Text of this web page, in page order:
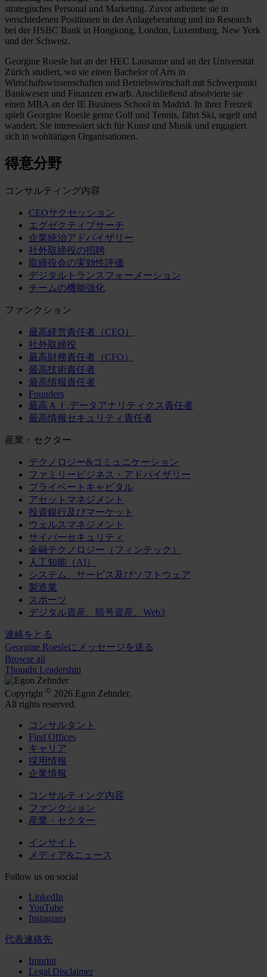
strategisches Personal und Marketing. Zuvor arbeitete sie in
verschiedenen Positionen in der Anlageberatung und im Research
bei der HSBC Bank in Hongkong, London, Luxemburg, New York
und der Schweiz.
Georgine Roesle hat an der HEC Lausanne und an der Universität
Zürich studiert, wo sie einen Bachelor of Arts in
Wirtschaftswissenschaften und Betriebswirtschaft mit Schwerpunkt
Bankwesen und Finanzen erwarb. Anschließend absolvierte sie
einen MBA an der IE Business School in Madrid. In ihrer Freizeit
spielt Georgine Roesle gerne Golf und Tennis, fährt Ski, segelt und
wandert. Sie interessiert sich für Kunst und Musik und engagiert
sich in wohltätigen Organisationen.
得意分野
コンサルティング内容
CEOサクセッション
エグゼクティブサーチ
企業統治アドバイザリー
社外取締役の招聘
取締役会の実効性評価
デジタルトランスフォーメーション
チームの機能強化
ファンクション
最高経営責任者（CEO）
社外取締役
最高財務責任者（CFO）
最高技術責任者
最高情報責任者
Founders
最高ＡＩ,データアナリティクス責任者
最高情報セキュリティ責任者
産業・セクター
テクノロジー&コミュニケーション
ファミリービジネス・アドバイザリー
プライベートキャピタル
アセットマネジメント
投資銀行及びマーケット
ウェルスマネジメント
サイバーセキュリティ
金融テクノロジー（フィンテック）
人工知能（AI）
システム、サービス及びソフトウェア
製造業
スポーツ
デジタル資産、暗号資産、Web3
連絡をとる
Georgine Roesleにメッセージを送る
Browse all
Thought Leadership
Copyright © 2026 Egon Zehnder.
All rights reserved.
コンサルタント
Find Offices
キャリア
採用情報
企業情報
コンサルティング内容
ファンクション
産業・セクター
インサイト
メディア&ニュース
Follow us on social
LinkedIn
YouTube
Instagram
代表連絡先
Imprint
Legal Disclaimer